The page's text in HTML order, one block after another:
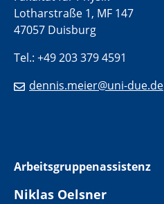
Lotharstraße 1, MF 147
47057 Duisburg
Tel.: +49 203 379 4591
dennis.meier@uni-due.de
Arbeitsgruppenassistenz
Niklas Oelsner